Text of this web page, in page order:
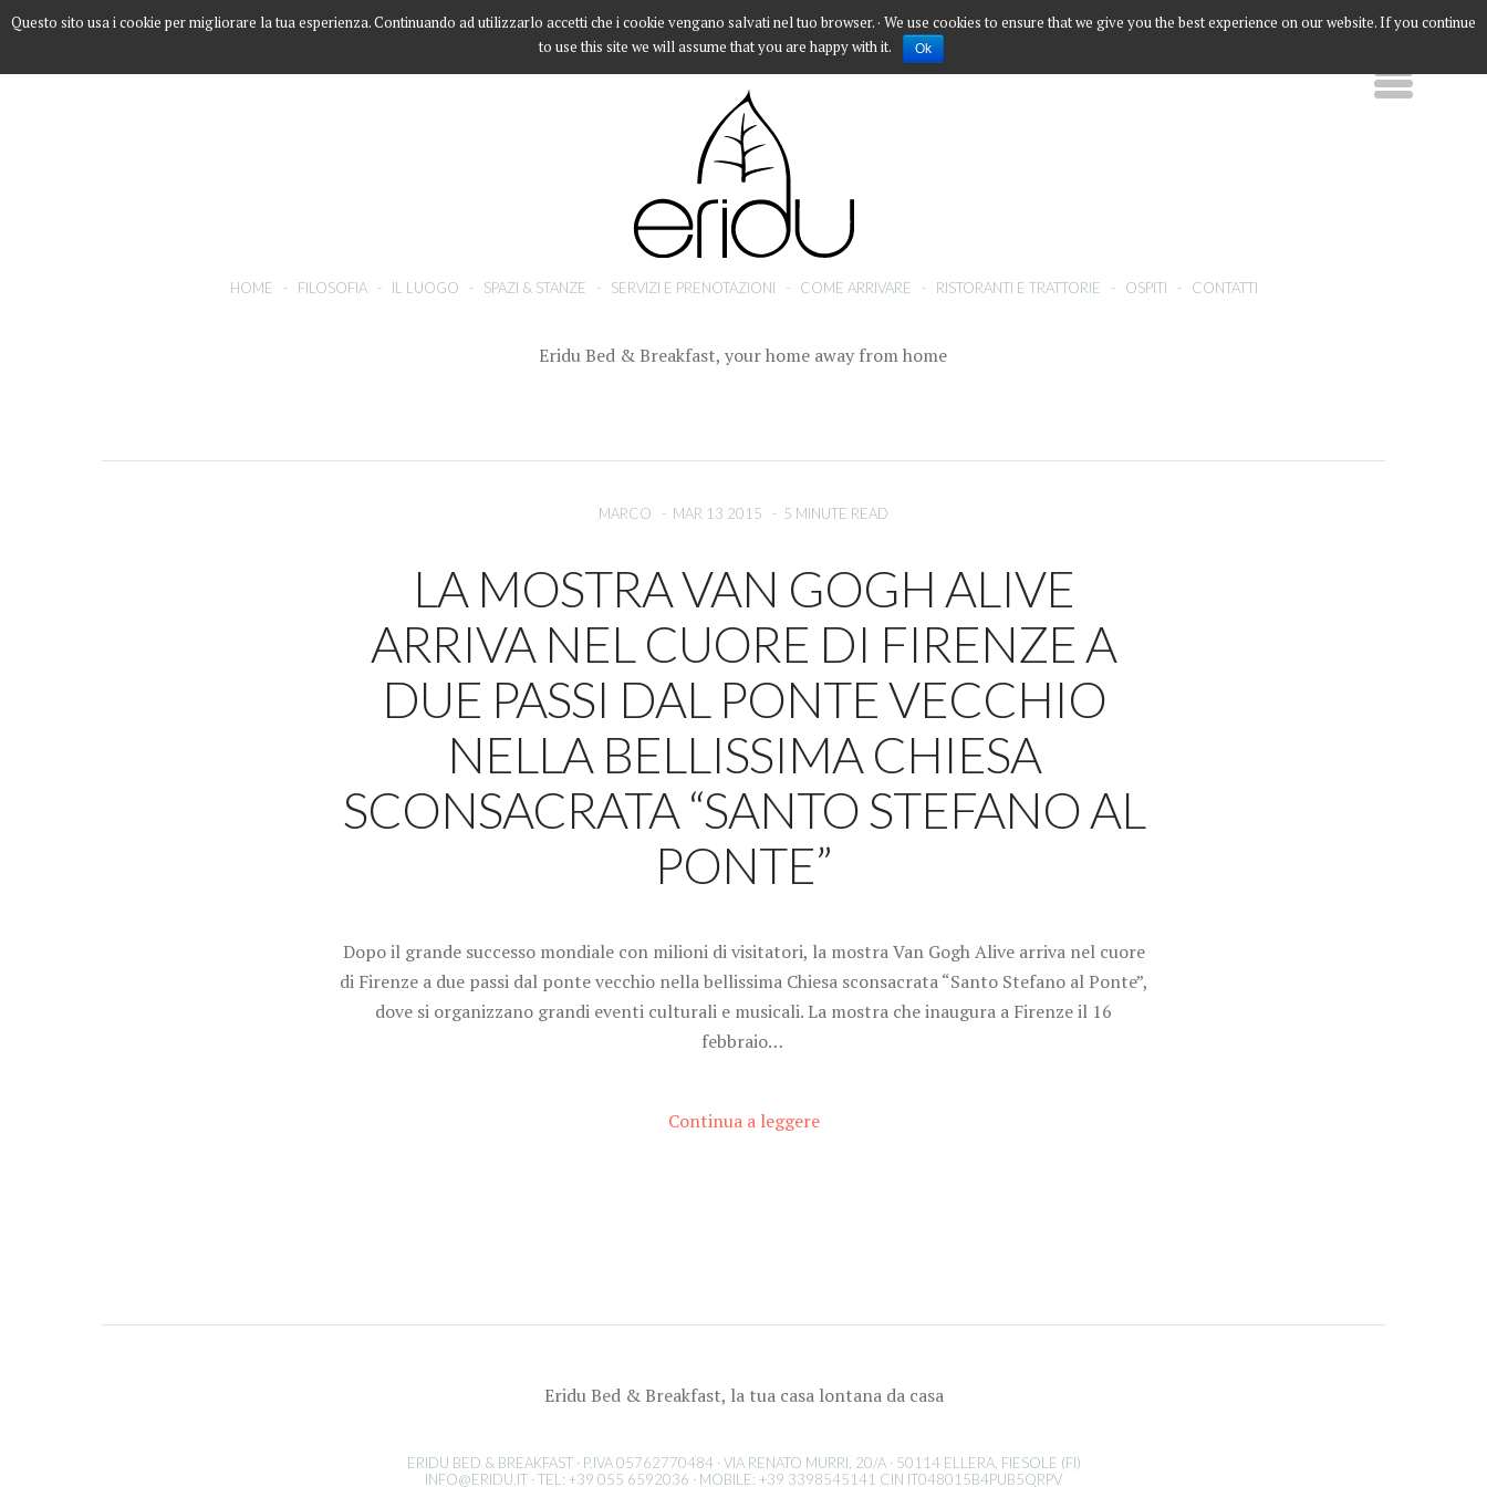
HOME - FILOSOFIA - IL LUOGO - SPAZI & STANZE - SERVIZI E PRENOTAZIONI - COME ARRIVARE - RISTORANTI E TRATTORIE - OSPITI - CONTATTI
Eridu Bed & Breakfast, your home away from home
MARCO - MAR 13 2015 - 5 MINUTE READ
LA MOSTRA VAN GOGH ALIVE
ARRIVA NEL CUORE DI FIRENZE A
DUE PASSI DAL PONTE VECCHIO
NELLA BELLISSIMA CHIESA
SCONSACRATA “SANTO STEFANO AL
PONTE”
Dopo il grande successo mondiale con milioni di visitatori, la mostra Van Gogh Alive arriva nel cuore
di Firenze a due passi dal ponte vecchio nella bellissima Chiesa sconsacrata “Santo Stefano al Ponte”,
dove si organizzano grandi eventi culturali e musicali. La mostra che inaugura a Firenze il 16
febbraio…
Continua a leggere
Eridu Bed & Breakfast, la tua casa lontana da casa
ERIDU BED & BREAKFAST · P.IVA 05762770484 · VIA RENATO MURRI, 20/A · 50114 ELLERA, FIESOLE (FI)
INFO@ERIDU.IT · TEL: +39 055 6592036 · MOBILE: +39 3398545141 CIN IT048015B4PUB5QRPV
Questo sito usa i cookie per migliorare la tua esperienza. Continuando ad utilizzarlo accetti che i cookie vengano salvati nel tuo browser. · We use cookies to ensure that we give you the best experience on our website. If you continue
to use this site we will assume that you are happy with it.
Ok